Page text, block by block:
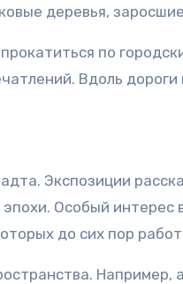
деревья,
по
Вдоль
Экспозиции
Особый
до сих пор